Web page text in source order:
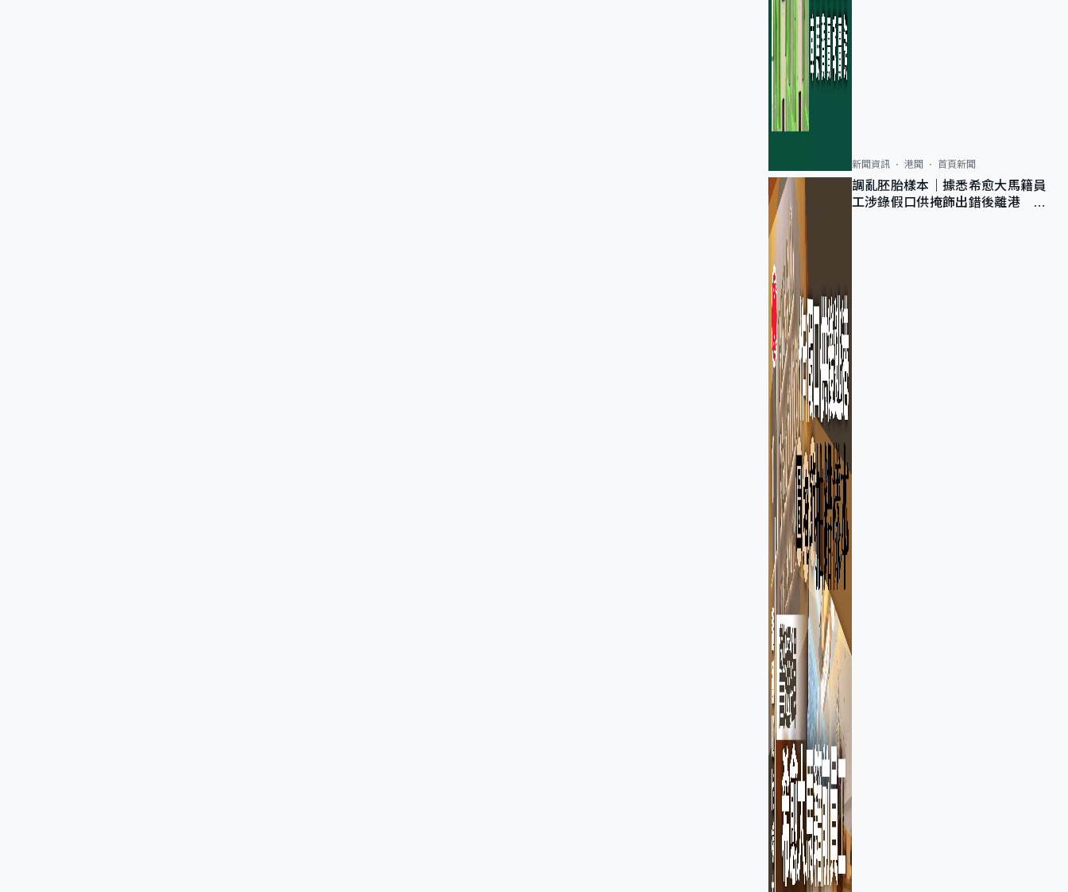
新聞資訊 港聞 首頁新聞
調亂胚胎樣本｜據悉希愈大馬籍員
工涉錄假口供掩飾出錯後離港 警